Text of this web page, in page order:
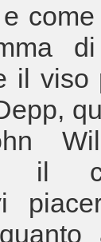
di
il viso
il